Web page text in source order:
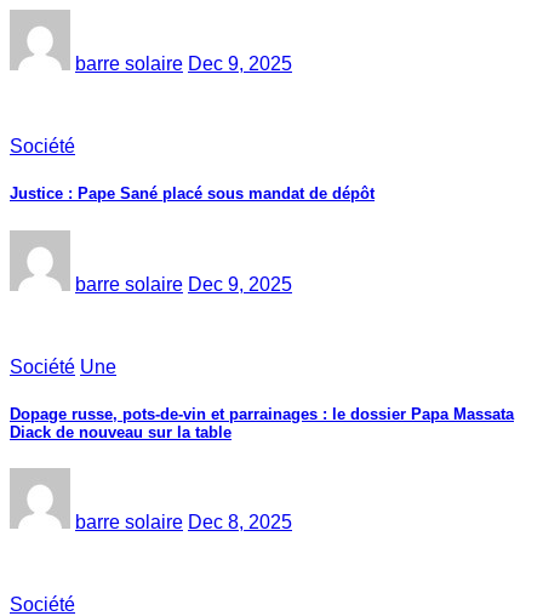
barre solaire Dec 9, 2025
Société
Justice : Pape Sané placé sous mandat de dépôt
barre solaire Dec 9, 2025
Société Une
Dopage russe, pots-de-vin et parrainages : le dossier Papa Massata
Diack de nouveau sur la table
barre solaire Dec 8, 2025
Société